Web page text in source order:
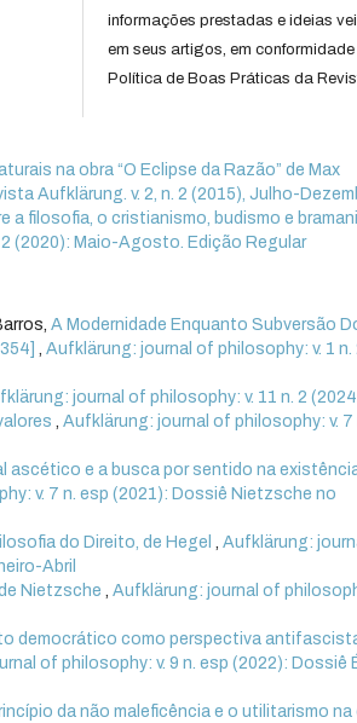
informações prestadas e ideias
em seus artigos, em
Política de Boas Práticas da
na obra “O Eclipse da Razão” de Max
Aufklärung. v. 2, n. 2 (2015), Julho-
filosofia, o cristianismo, budismo e
(2020): Maio-Agosto. Edição Regular
A Modernidade Enquanto Subversão
,Aufklärung: journal of philosophy: v. 1 n.
journal of philosophy: v. 11 n. 2
,Aufklärung: journal of philosophy: v. 7
ascético e a busca por sentido na
v. 7 n. esp (2021): Dossiê Nietzsche no
do Direito, de Hegel,Aufklärung:
Abril
Nietzsche,Aufklärung: journal of
democrático como perspectiva
of philosophy: v. 9 n. esp (2022): Dossiê
da não maleficência e o utilitarismo